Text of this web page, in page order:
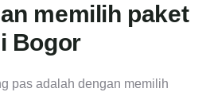
memilih paket
Bogor
pas adalah dengan memilih